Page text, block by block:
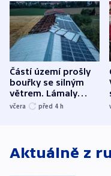
Částí území prošly
bouřky se silným
větrem. Lámaly
stromy a poničily
včera před 4 h
Aktuálně z